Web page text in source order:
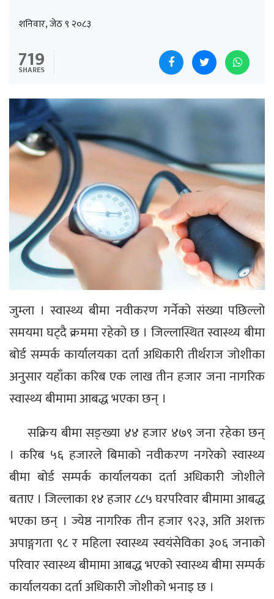
शनिवार, जेठ ९ २०८३
719
SHARES
जुम्ला । स्वास्थ्य बीमा नवीकरण गर्नेको संख्या पछिल्लो
समयमा घट्दै क्रममा रहेको छ । जिल्लास्थित स्वास्थ्य बीमा
बोर्ड सम्पर्क कार्यालयका दर्ता अधिकारी तीर्थराज जोशीका
अनुसार यहाँका करिब एक लाख तीन हजार जना नागरिक
स्वास्थ्य बीमामा आबद्ध भएका छन् ।
सक्रिय बीमा सङ्ख्या ४४ हजार ४७९ जना रहेका छन्
। करिब ५६ हजारले बिमाको नवीकरण नगरेको स्वास्थ्य
बीमा बोर्ड सम्पर्क कार्यालयका दर्ता अधिकारी जोशीले
बताए । जिल्लाका १४ हजार ८८५ घरपरिवार बीमामा आबद्ध
भएका छन् । ज्येष्ठ नागरिक तीन हजार ९२३, अति अशक्त
अपाङ्गगता ९८ र महिला स्वास्थ्य स्वयंसेविका ३०६ जनाको
परिवार स्वास्थ्य बीमामा आबद्ध भएको स्वास्थ्य बीमा सम्पर्क
कार्यालयका दर्ता अधिकारी जोशीको भनाइ छ ।